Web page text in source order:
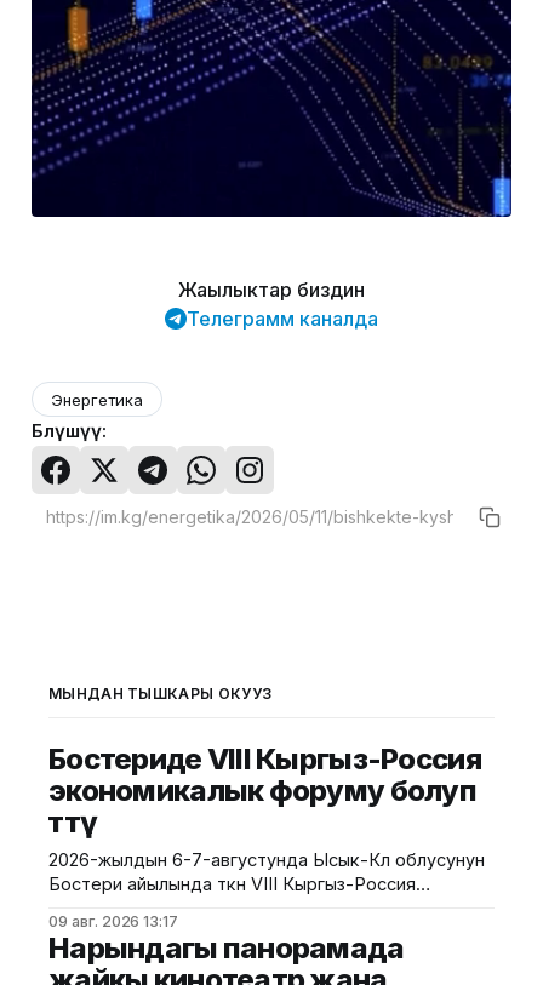
Жаңылыктар биздин
Телеграмм каналда
Энергетика
Бөлүшүү:
МЫНДАН ТЫШКАРЫ ОКУҢУЗ
Бостериде VIII Кыргыз-Россия
экономикалык форуму болуп
өттү
2026-жылдын 6-7-августунда Ысык-Көл облусунун
Бостери айылында өткөн VIII Кыргыз-Россия
өкмөттөр аралык кеңешинин жыйынынын алкагында
уюштурулуп, ага Кыргызстан менен Россиянын
09 авг. 2026 13:17
Нарындагы панорамада